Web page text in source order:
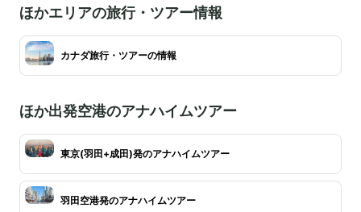
ほかエリアの旅行・ツアー情報
カナダ旅行・ツアーの情報
ほか出発空港のアナハイムツアー
東京(羽田+成田)発のアナハイムツアー
羽田空港発のアナハイムツアー